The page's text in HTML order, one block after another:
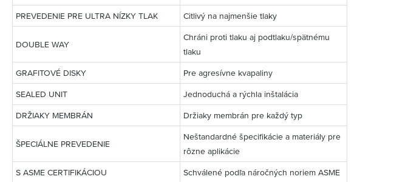
PREVEDENIE PRE ULTRA NÍZKY TLAK Citlivý na najmenšie tlaky
DOUBLE WAY
Chráni proti tlaku aj podtlaku/spätnému
tlaku
GRAFITOVÉ DISKY Pre agresívne kvapaliny
SEALED UNIT Jednoduchá a rýchla inštalácia
DRŽIAKY MEMBRÁN Držiaky membrán pre každý typ
ŠPECIÁLNE PREVEDENIE
Neštandardné špecifikácie a materiály pre
rôzne aplikácie
S ASME CERTIFIKÁCIOU Schválené podľa náročných noriem ASME